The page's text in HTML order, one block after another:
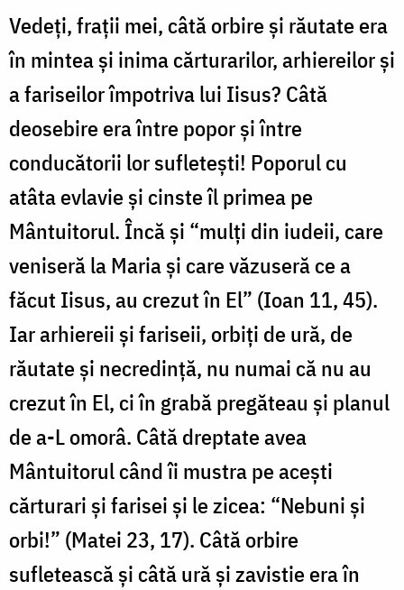
Vedeți, frații mei, câtă orbire și răutate era
în mintea și inima cărturarilor, arhiereilor și
a fariseilor împotriva lui Iisus? Câtă
deosebire era între popor și între
conducătorii lor sufletești! Poporul cu
atâta evlavie și cinste îl primea pe
Mântuitorul. Încă și “mulți din iudeii, care
veniseră la Maria și care văzuseră ce a
făcut Iisus, au crezut în El” (Ioan 11, 45).
Iar arhiereii și fariseii, orbiți de ură, de
răutate și necredință, nu numai că nu au
crezut în El, ci în grabă pregăteau și planul
de a-L omorâ. Câtă dreptate avea
Mântuitorul când îi mustra pe acești
cărturari și farisei și le zicea: “Nebuni și
orbi!” (Matei 23, 17). Câtă orbire
sufletească și câtă ură și zavistie era în